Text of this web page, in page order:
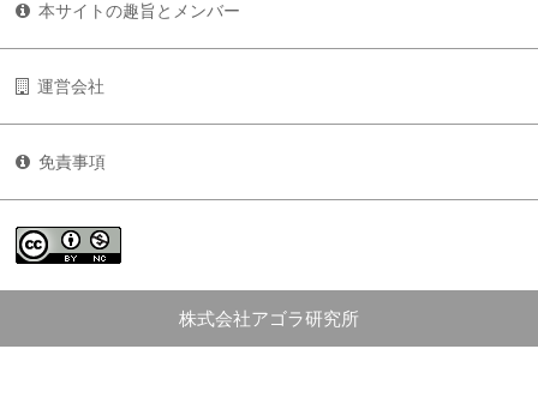
本サイトの趣旨とメンバー
運営会社
免責事項
株式会社アゴラ研究所